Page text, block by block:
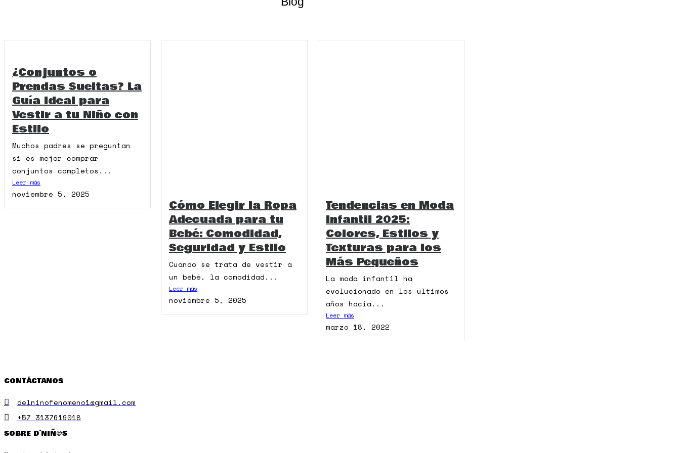
¿Conjuntos o
Prendas Sueltas? La
Guía Ideal para
Vestir a tu Niño con
Estilo
Muchos padres se preguntan
si es mejor comprar
conjuntos completos...
Leer más
noviembre 5, 2025
Cómo Elegir la Ropa
Adecuada para tu
Bebé: Comodidad,
Seguridad y Estilo
Cuando se trata de vestir a
un bebé, la comodidad...
Leer más
noviembre 5, 2025
Tendencias en Moda
Infantil 2025:
Colores, Estilos y
Texturas para los
Más Pequeños
La moda infantil ha
evolucionado en los últimos
años hacia...
Leer más
marzo 18, 2022
CONTÁCTANOS
delninofenomeno1@gmail.com
+57 3137619018
SOBRE D´NIÑ@S